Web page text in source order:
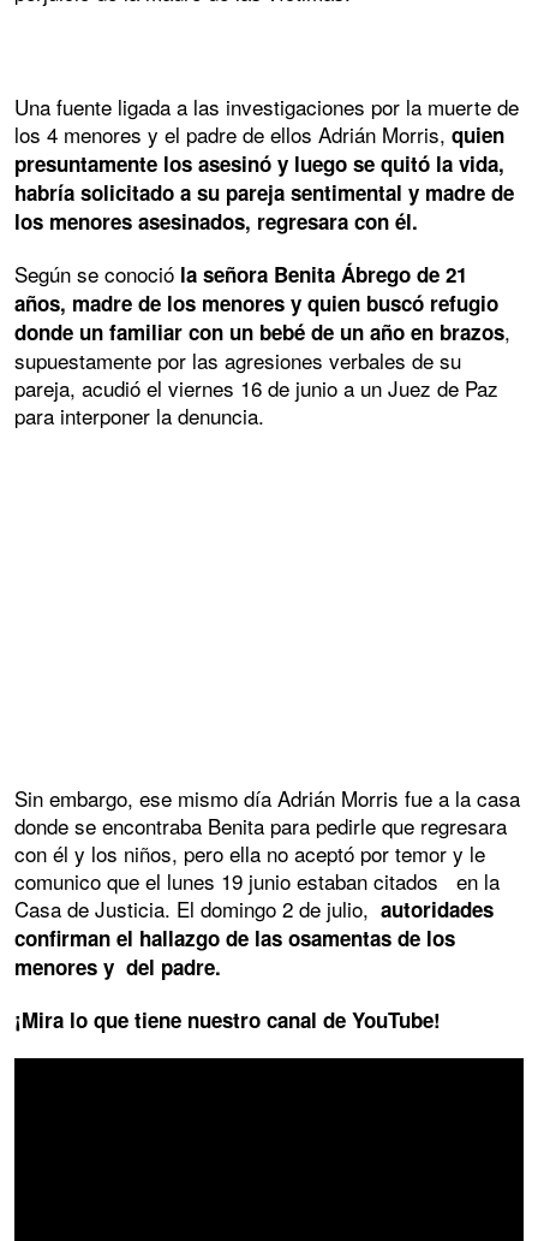
Una fuente ligada a las investigaciones por la muerte de
los 4 menores y el padre de ellos Adrián Morris, quien
presuntamente los asesinó y luego se quitó la vida,
habría solicitado a su pareja sentimental y madre de
los menores asesinados, regresara con él.
Según se conoció la señora Benita Ábrego de 21
años, madre de los menores y quien buscó refugio
donde un familiar con un bebé de un año en brazos,
supuestamente por las agresiones verbales de su
pareja, acudió el viernes 16 de junio a un Juez de Paz
para interponer la denuncia.
Sin embargo, ese mismo día Adrián Morris fue a la casa
donde se encontraba Benita para pedirle que regresara
con él y los niños, pero ella no aceptó por temor y le
comunico que el lunes 19 junio estaban citados en la
Casa de Justicia. El domingo 2 de julio, autoridades
confirman el hallazgo de las osamentas de los
menores y del padre.
¡Mira lo que tiene nuestro canal de YouTube!